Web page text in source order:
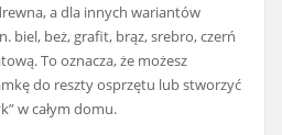
a dla innych wariantów
biel, beż, grafit, brąz, srebro, czerń
To oznacza, że możesz
do reszty osprzętu lub stworzyć
w całym domu.